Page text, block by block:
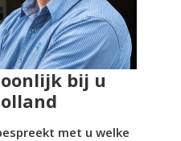
bij u
met u welke